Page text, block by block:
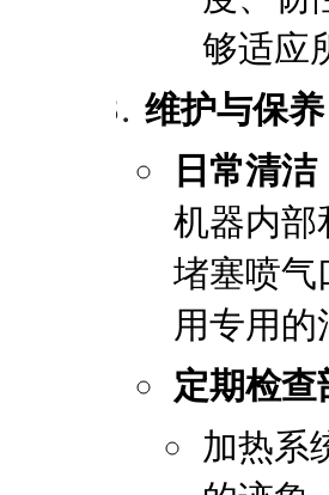
够适应
维护与保养
日常清洁
机器内部
堵塞喷气
用专用
定期检查
加热系